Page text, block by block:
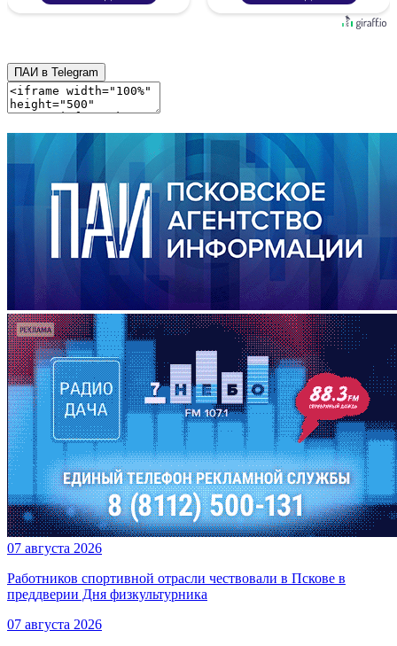
ПАИ в Telegram
07 августа 2026
Работников спортивной отрасли чествовали в Пскове в
преддверии Дня физкультурника
07 августа 2026